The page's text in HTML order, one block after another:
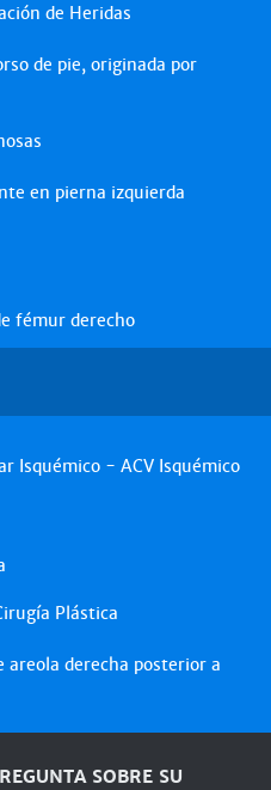
de Heridas
de pie, originada por
en pierna izquierda
fémur derecho
Isquémico - ACV Isquémico
Plástica
areola derecha posterior a
SOBRE SU